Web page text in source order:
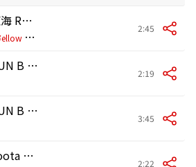
チーム友達 (東海 Remix)
千
葉雄喜, SOCKS, ¥ellow Bucks, MaRI & DJ RYOW
2:45
チーム友達 (BUN B IITIGHT Remix) 2:19
チーム友達 (BUN B IITIGHT Screwed & Chopped Remix【Screwed by Screw Tight Clicc】) 3:45
チーム友達 (Loota Remix) 2:22